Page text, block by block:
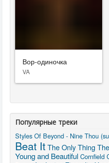
Вор-одиночка
VA
Популярные треки
Styles Of Beyond - Nine Thou
Beat ItThe Only Thing
Young and Beautiful Cornfield